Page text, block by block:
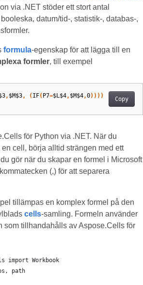
via .NET stöder ett stort antal
datum/tid-, statistik-, databas-,
formula-egenskap för att lägga till en
formler, till exempel
Copy
3, $M$3, ( IF( P7=$L$4, $M$4,0))))
för Python via .NET. När du
cell, börja alltid strängen med ett
gör när du skapar en formel i Microsoft
(,) för att separera
tillämpas en komplex formel på den
cells-samling. Formeln använder
som tillhandahålls av Aspose.Cells för
import Workbook
path